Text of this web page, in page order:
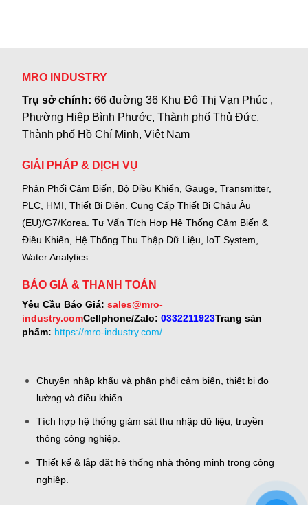
MRO INDUSTRY
Trụ sở chính:66 đường 36 Khu Đô Thị Vạn Phúc ,
Phường Hiệp Bình Phước, Thành phố Thủ Đức,
Thành phố Hồ Chí Minh, Việt Nam
GIẢI PHÁP & DỊCH VỤ
Phân Phối Cảm Biến, Bộ Điều Khiển, Gauge, Transmitter,
PLC, HMI, Thiết Bị Điện. Cung Cấp Thiết Bị Châu Âu
(EU)/G7/Korea. Tư Vấn Tích Hợp Hệ Thống Cảm Biến &
Điều Khiển, Hệ Thống Thu Thập Dữ Liệu, IoT System,
Water Analytics.
BÁO GIÁ & THANH TOÁN
Yêu Cầu Báo Giá: sales@mro-
industry.comCellphone/Zalo: 0332211923Trang sản
phẩm: https://mro-industry.com/
Chuyên nhập khẩu và phân phối cảm biến, thiết bị đo
lường và điều khiển.
Tích hợp hệ thống giám sát thu nhập dữ liệu, truyền
thông công nghiệp.
Thiết kế & lắp đặt hệ thống nhà thông minh trong công
nghiệp.